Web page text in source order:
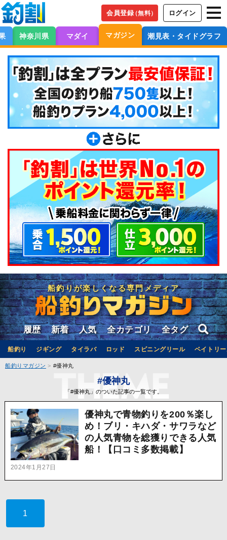
会員登録（無料） ログイン
神奈川県 マダイ マガジン 潮見表・タイドグラフ
船釣りが楽しくなる専門メディア
履歴 新着 人気 全カテゴリ 全タグ
船釣り ジギング タイラバ ロッド スピニングリール ベイトリ
船釣りマガジン #優神丸
#優神丸
「#優神丸」のついた記事の一覧です。
2024年1月27日
優神丸で青物釣りを200％楽し
め！ブリ・キハダ・サワラなど
の人気青物を総獲りできる人気
船！【口コミ多数掲載】
1